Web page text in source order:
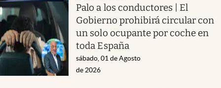
Palo a los conductores | El
Gobierno prohibirá circular con
un solo ocupante por coche en
toda España
sábado, 01 de Agosto
de 2026